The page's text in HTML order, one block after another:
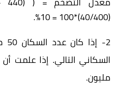
(40/400)*100 = 10%.
مليون.